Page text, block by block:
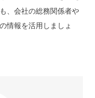
、会社の総務関係者や
情報を活用しましょ